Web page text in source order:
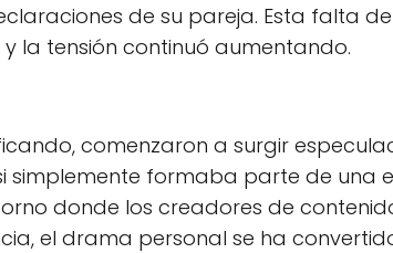
de su pareja. Esta falta
la tensión continuó aumentando.
comenzaron a surgir
simplemente formaba parte de una
donde los creadores de
el drama personal se ha